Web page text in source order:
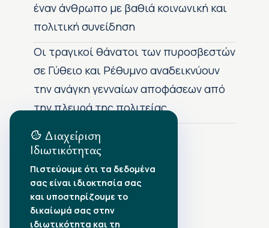
έναν άνθρωπο με βαθιά κοινωνική και
πολιτική συνείδηση
Οι τραγικοί θάνατοι των πυροσβεστών
σε Γύθειο και Ρέθυμνο αναδεικνύουν
την ανάγκη γενναίων αποφάσεων από
την πλευρά της πολιτείας
Αρχείο Δημοσιεύσεων
•Αύγουστος 2026
•Ιούλιος 2026
•Ιούνιος 2026
Διαχείριση
Ιδιωτικότητας
Πιστεύουμε ότι τα δεδομένα
σας είναι ιδιοκτησία σας
και υποστηρίζουμε το
δικαίωμά σας στην
ιδιωτικότητα και τη